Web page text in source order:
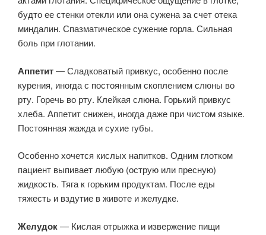
будто ее стенки отекли или она сужена за счет отека
миндалин. Спазматическое сужение горла. Сильная
боль при глотании.
Аппетит— Сладковатый привкус, особенно после
курения, иногда с постоянным скоплением слюны во
рту. Горечь во рту. Клейкая слюна. Горький привкус
хлеба. Аппетит снижен, иногда даже при чистом языке.
Постоянная жажда и сухие губы.
Особенно хочется кислых напитков. Одним глотком
пациент выпивает любую (острую или пресную)
жидкость. Тяга к горьким продуктам. После еды
тяжесть и вздутие в животе и желудке.
Желудок— Кислая отрыжка и извержение пищи